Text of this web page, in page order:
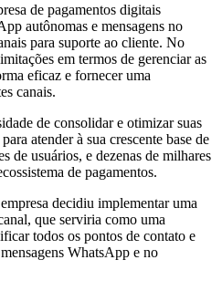
de pagamentos digitais
autônomas e mensagens no
para suporte ao cliente. No
em termos de gerenciar as
eficaz e fornecer uma
canais.
de consolidar e otimizar suas
atender à sua crescente base de
de usuários, e dezenas de milhares
de pagamentos.
decidiu implementar uma
que serviria como uma
todos os pontos de contato e
WhatsApp e no